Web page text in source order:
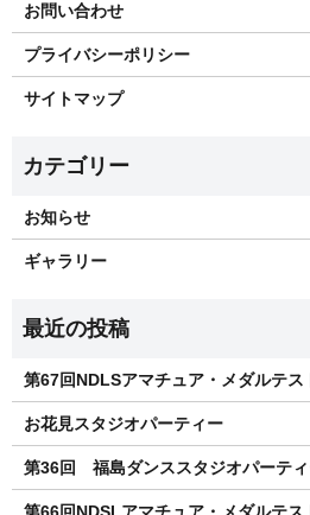
お問い合わせ
プライバシーポリシー
サイトマップ
お知らせ
ギャラリー
第67回NDLSアマチュア・メダルテ
お花見スタジオパーティー
第36回 福島ダンススタジオパーテ